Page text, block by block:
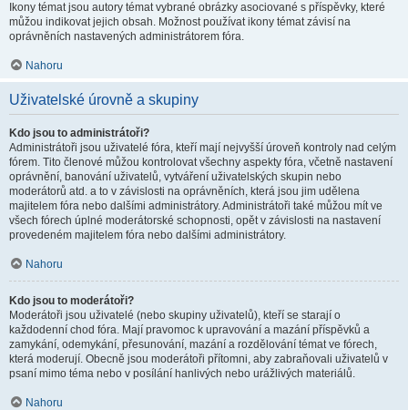
Ikony témat jsou autory témat vybrané obrázky asociované s příspěvky, které
můžou indikovat jejich obsah. Možnost používat ikony témat závisí na
oprávněních nastavených administrátorem fóra.
Nahoru
Uživatelské úrovně a skupiny
Kdo jsou to administrátoři?
Administrátoři jsou uživatelé fóra, kteří mají nejvyšší úroveň kontroly nad celým
fórem. Tito členové můžou kontrolovat všechny aspekty fóra, včetně nastavení
oprávnění, banování uživatelů, vytváření uživatelských skupin nebo
moderátorů atd. a to v závislosti na oprávněních, která jsou jim udělena
majitelem fóra nebo dalšími administrátory. Administrátoři také můžou mít ve
všech fórech úplné moderátorské schopnosti, opět v závislosti na nastavení
provedeném majitelem fóra nebo dalšími administrátory.
Nahoru
Kdo jsou to moderátoři?
Moderátoři jsou uživatelé (nebo skupiny uživatelů), kteří se starají o
každodenní chod fóra. Mají pravomoc k upravování a mazání příspěvků a
zamykání, odemykání, přesunování, mazání a rozdělování témat ve fórech,
která moderují. Obecně jsou moderátoři přítomni, aby zabraňovali uživatelů v
psaní mimo téma nebo v posílání hanlivých nebo urážlivých materiálů.
Nahoru